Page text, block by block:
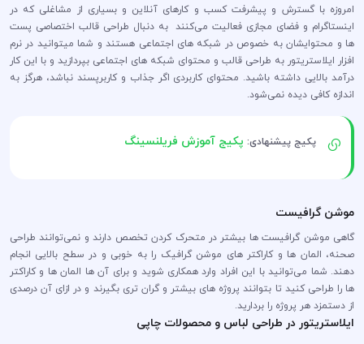
امروزه با گسترش و پیشرفت کسب و کارهای آنلاین و بسیاری از مشاغلی که در
اینستاگرام و فضای مجازی فعالیت می‌کنند به دنبال طراحی قالب اختصاصی پست
ها و محتوایشان به خصوص در شبکه های اجتماعی هستند و شما میتوانید در نرم
افزار ایلاستریتور به طراحی قالب و محتوای شبکه های اجتماعی بپردازید و با این کار
درآمد بالایی داشته باشید. محتوای کاربردی اگر جذاب و کاربرپسند نباشد، هرگز به
اندازه کافی دیده نمی‌شود.
پکیج پیشنهادی: پکیج آموزش فریلنسینگ
موشن گرافیست
گاهی موشن گرافیست ها بیشتر در متحرک کردن تخصص دارند و نمی‌توانند طراحی
صحنه، المان ها و کاراکتر های موشن گرافیک را به خوبی و در سطح بالایی انجام
دهند. شما می‌توانید با این افراد وارد همکاری شوید و برای آن ها المان ها و کاراکتر
ها را طراحی کنید تا بتوانند پروژه های بیشتر و گران تری بگیرند و در ازای آن درصدی
از دستمزد هر پروژه را بردارید.
ایلاستریتور در طراحی لباس و محصولات چاپی